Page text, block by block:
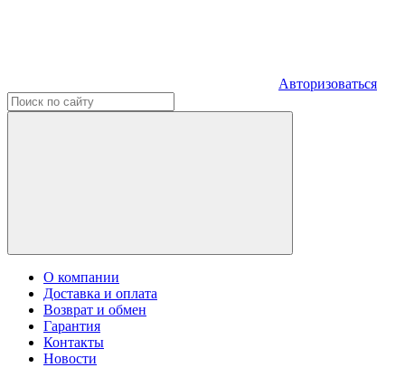
Авторизоваться
О компании
Доставка и оплата
Возврат и обмен
Гарантия
Контакты
Новости